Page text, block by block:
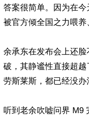
答案很简单。因为在
被官方倾全国之力喂养
余承东在发布会上还
破，其静谧性直接超
劳斯莱斯，都已经没办
听到老余吹嘘问界 M9